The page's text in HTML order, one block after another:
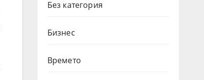
Без категория
Бизнес
Времето